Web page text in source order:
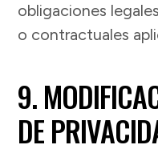
obligaciones
o contractuales
9.
DE